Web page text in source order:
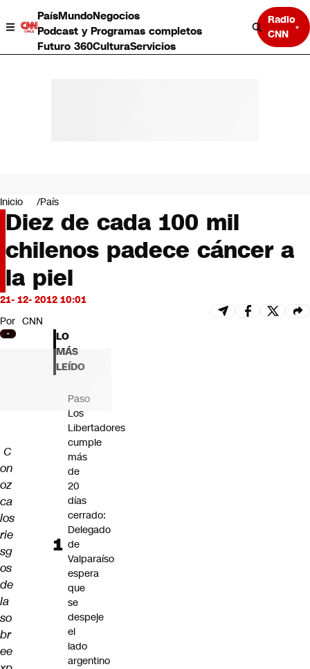
PaísMundoNegocios
Podcast y Programas completos
Futuro 360CulturaServicios
Radio
CNN
Negocios
Deportes
Programas completos
Cultura
Servicios
Bits
CNN Data
CNN tiempo
Futuro 360
Opinión
Inicio País
Diez de cada 100 mil
chilenos padece cáncer a
la piel
21- 12- 2012 10:01
Por CNN
C
on
oz
ca
los
rie
sg
os
de
la
so
br
ee
LO
MÁS
LEÍDO
Paso
Los
Libertadores
cumple
más
de
20
días
cerrado:
Delegado
de
Valparaíso
espera
que
se
despeje
el
lado
argentino